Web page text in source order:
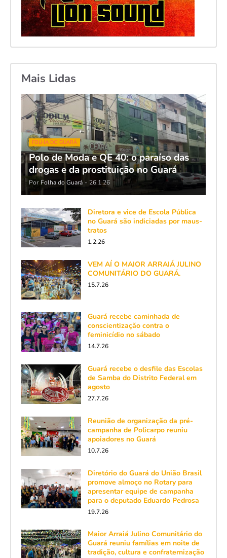
Mais Lidas
FOLHA DO GUARÁ
Polo de Moda e QE 40: o paraíso das
drogas e da prostituição no Guará
Por Folha do Guará - 26.1.26
Diretora e vice de Escola Pública
no Guará são indiciadas por maus-
tratos
1.2.26
VEM AÍ O MAIOR ARRAIÁ JULINO
COMUNITÁRIO DO GUARÁ.
15.7.26
Guará recebe caminhada de
conscientização contra o
feminicídio no sábado
14.7.26
Guará recebe o desfile das Escolas
de Samba do Distrito Federal em
agosto
27.7.26
Reunião de organização da pré-
campanha de Policarpo reuniu
apoiadores no Guará
10.7.26
Diretório do Guará do União Brasil
promove almoço no Rotary para
apresentar equipe de campanha
para o deputado Eduardo Pedrosa
19.7.26
Maior Arraiá Julino Comunitário do
Guará reuniu famílias em noite de
tradição, cultura e confraternização